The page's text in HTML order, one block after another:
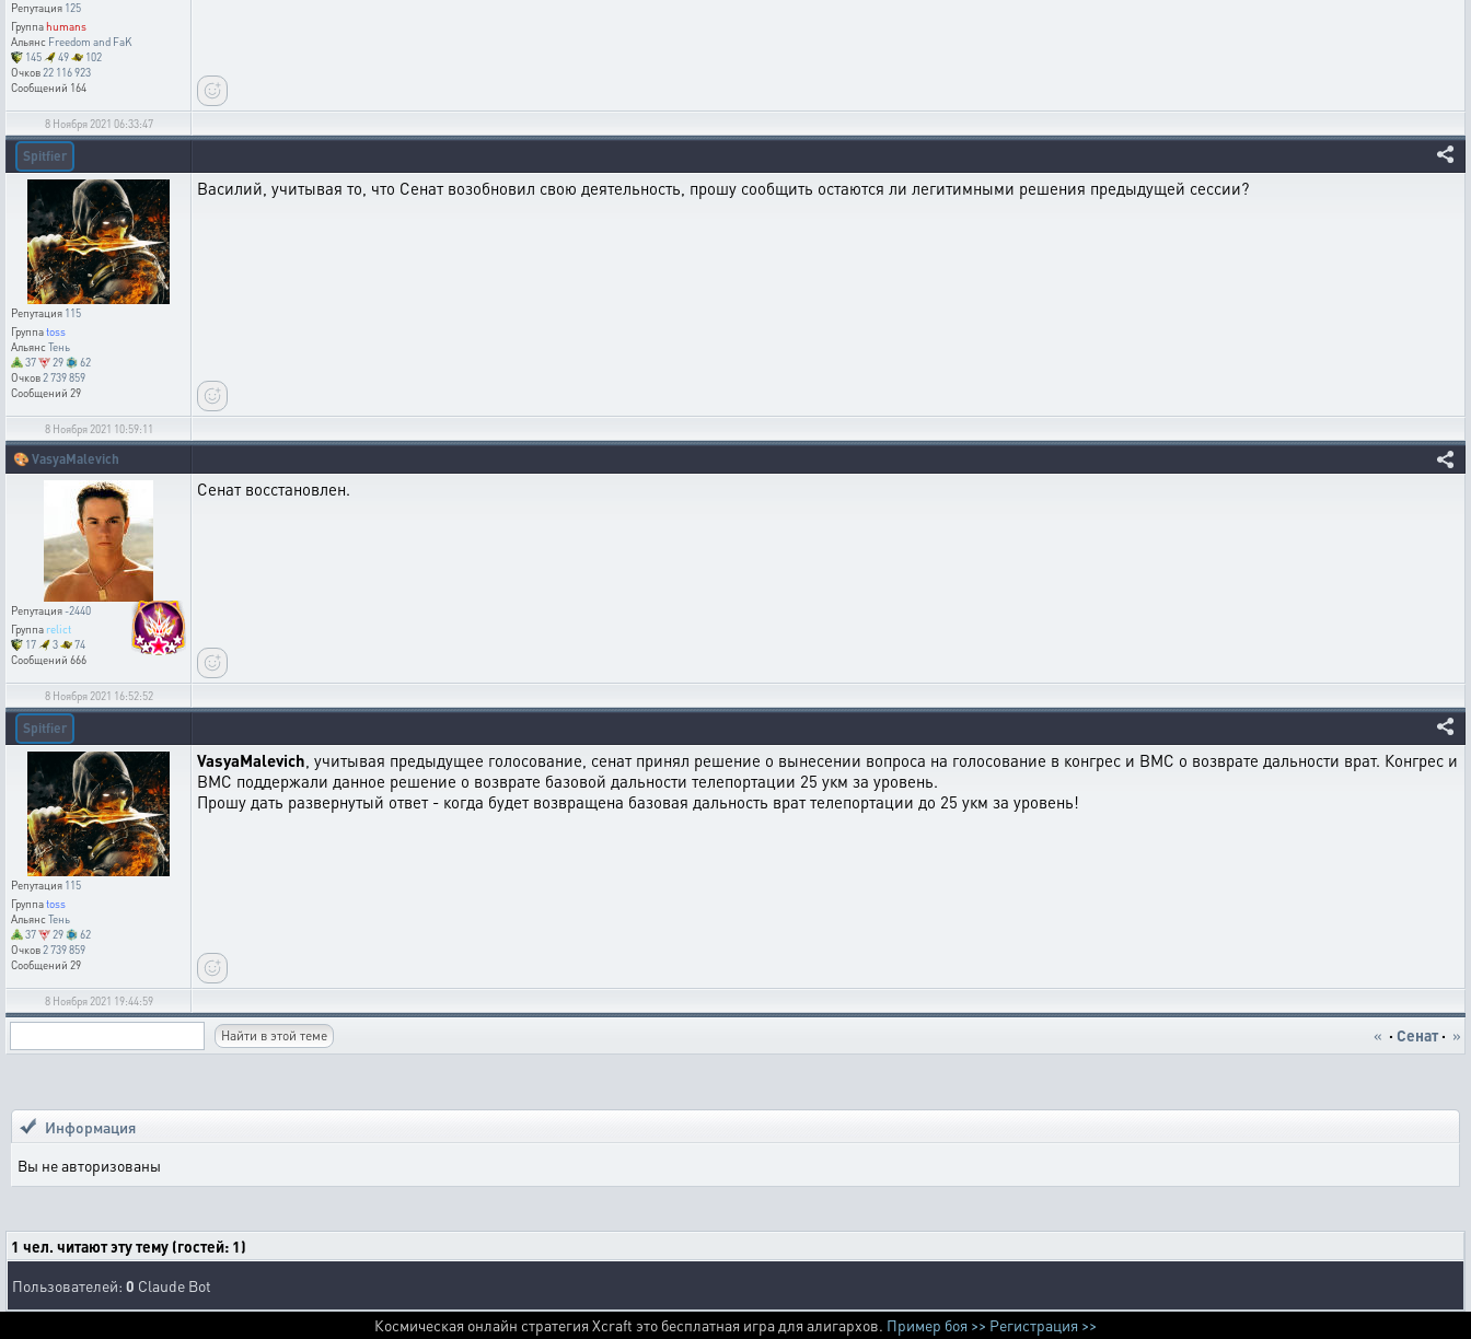
Репутация 125
Группаhumans
Альянс Freedom and FaK
145
49
102
Очков22 116 923
Сообщений 164
8 Ноября 2021 06:33:47
Spitfier
Репутация 115
Группаtoss
АльянсТень
37
29
62
Очков2 739 859
Сообщений 29
Василий, учитывая то, что Сенат возобновил свою деятельность, прошу сообщить остаются ли легитимными решения предыдущей сессии?
8 Ноября 2021 10:59:11
🎨 VasyaMalevich
Репутация-2440
Группа relict
17
3
74
Сообщений 666
Сенат восстановлен.
8 Ноября 2021 16:52:52
Spitfier
Репутация 115
Группаtoss
АльянсТень
37
29
62
Очков2 739 859
Сообщений 29
VasyaMalevich, учитывая предыдущее голосование, сенат принял решение о вынесении вопроса на голосование в конгрес и ВМС о возврате дальности врат. Конгрес и
ВМС поддержали данное решение о возврате базовой дальности телепортации 25 укм за уровень.
Прошу дать развернутый ответ - когда будет возвращена базовая дальность врат телепортации до 25 укм за уровень!
8 Ноября 2021 19:44:59
« · Сенат· »
Информация
Вы не авторизованы
1 чел. читают эту тему (гостей: 1)
Пользователей: 0 Claude Bot
Космическая онлайн стратегия Xcraft это бесплатная игра для алигархов. Пример боя >> Регистрация >>